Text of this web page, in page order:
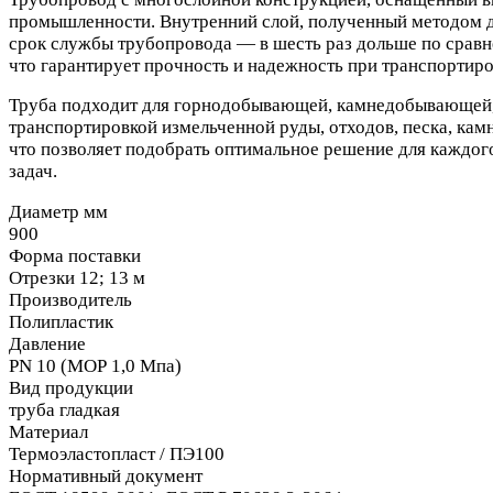
промышленности. Внутренний слой, полученный методом
срок службы трубопровода — в шесть раз дольше по
что гарантирует прочность и надежность при
Труба подходит для горнодобывающей,
транспортировкой измельченной руды, отходов, песка,
что позволяет подобрать оптимальное решение для
задач.
Диаметр мм
900
Форма поставки
Отрезки 12; 13 м
Производитель
Полипластик
Давление
PN 10 (МОР 1,0 Мпа)
Вид продукции
труба гладкая
Материал
Термоэластопласт / ПЭ100
Нормативный документ